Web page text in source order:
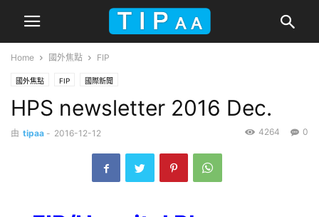
Home 國外焦點 FIP
國外焦點 FIP 國際新聞
HPS newsletter 2016 Dec.
由 tipaa - 2016-12-12 0
4264